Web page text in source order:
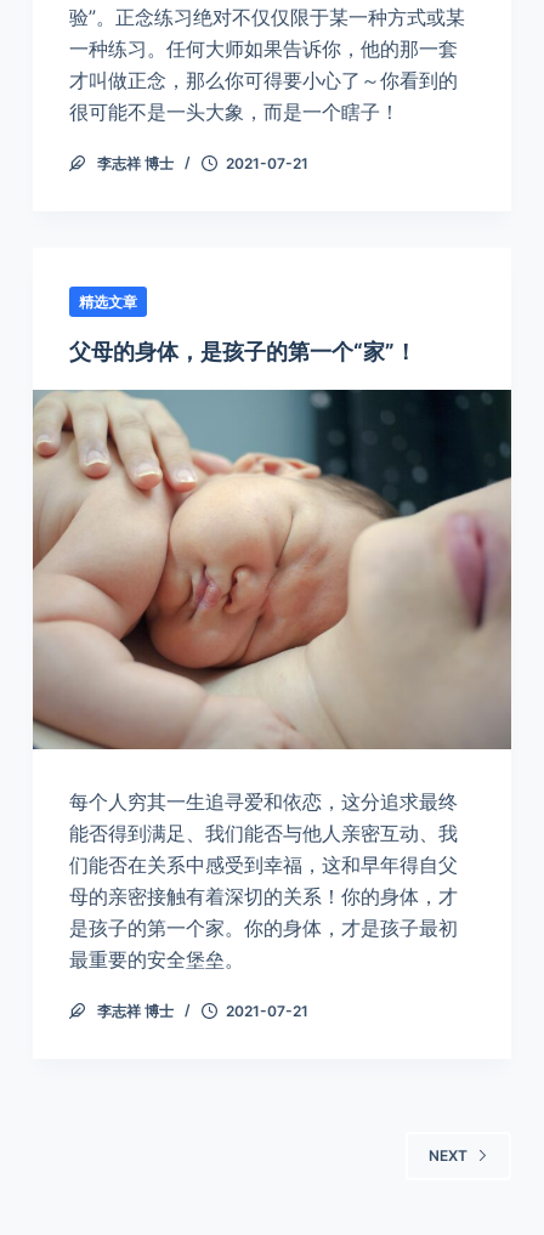
验”。正念练习绝对不仅仅限于某一种方式或某
一种练习。任何大师如果告诉你，他的那一套
才叫做正念，那么你可得要小心了～你看到的
很可能不是一头大象，而是一个瞎子！
李志祥 博士 2021-07-21
精选文章
父母的身体，是孩子的第一个“家”！
每个人穷其一生追寻爱和依恋，这分追求最终
能否得到满足、我们能否与他人亲密互动、我
们能否在关系中感受到幸福，这和早年得自父
母的亲密接触有着深切的关系！你的身体，才
是孩子的第一个家。你的身体，才是孩子最初
最重要的安全堡垒。
李志祥 博士 2021-07-21
NEXT